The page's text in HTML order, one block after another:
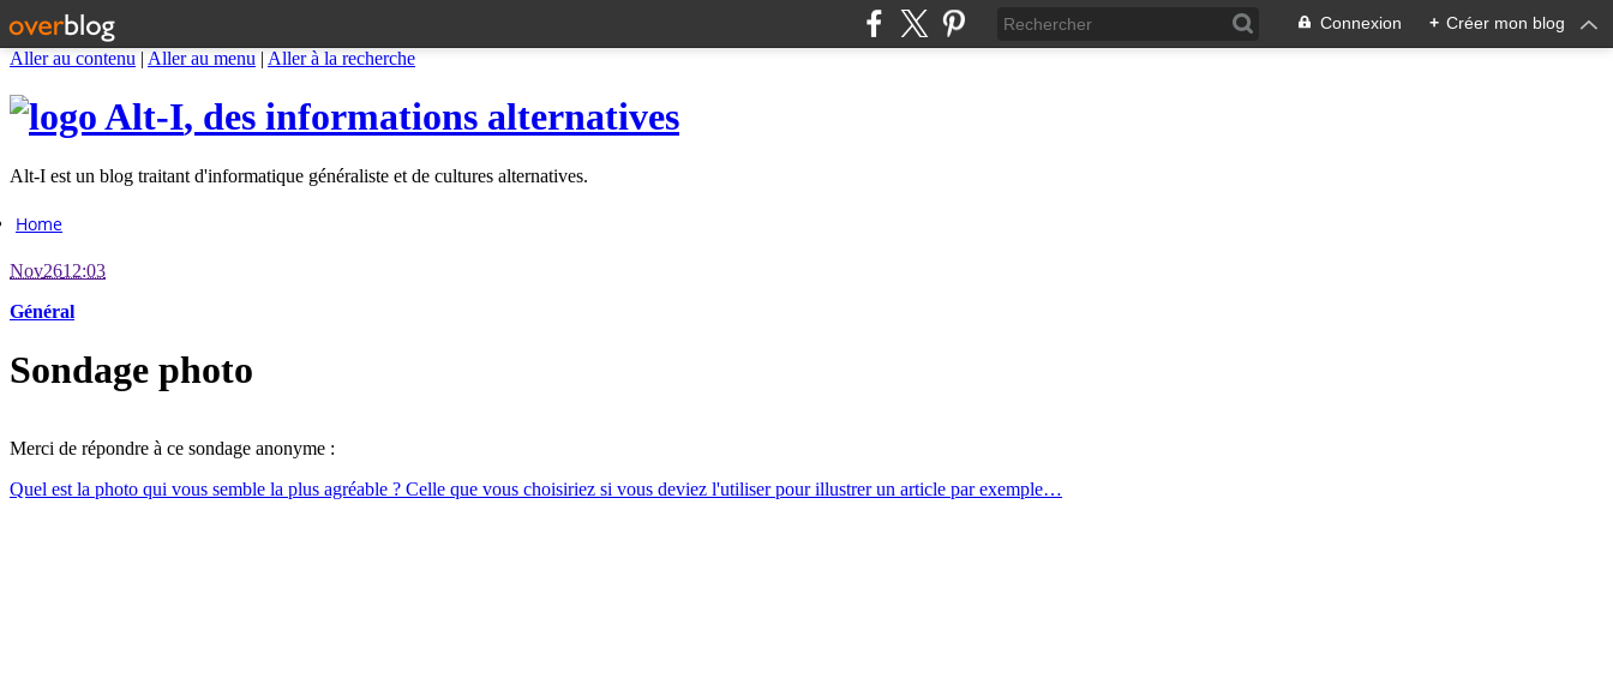
Connexion + Créer mon blog
Aller au contenu | Aller au menu | Aller à la recherche
Alt-I, des informations alternatives
Alt-I est un blog traitant d'informatique généraliste et de cultures alternatives.
Home
Nov2612:03
Général
Sondage photo
Merci de répondre à ce sondage anonyme :
Quel est la photo qui vous semble la plus agréable ? Celle que vous choisiriez si vous deviez l'utiliser pour illustrer un article par exemple…